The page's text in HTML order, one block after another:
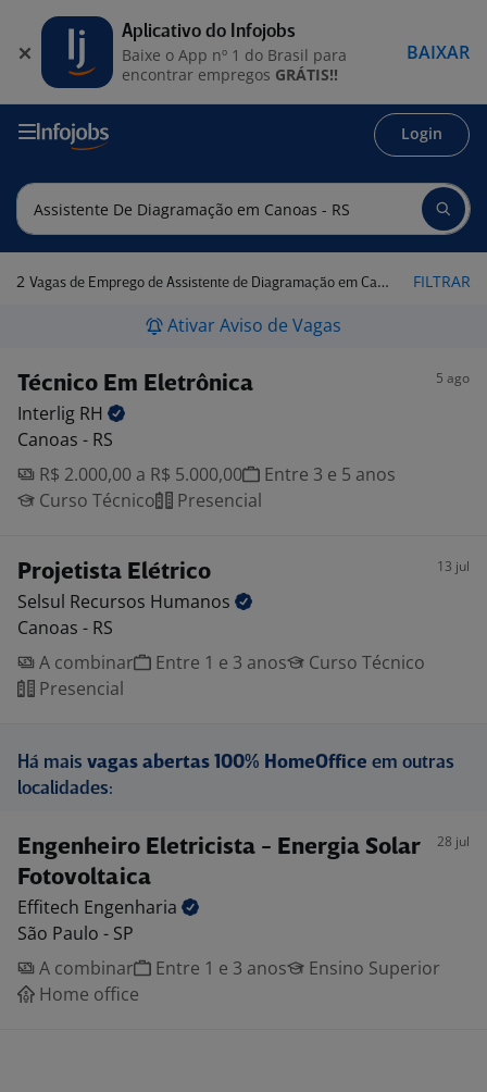
Login
2 Vagas de Emprego de Assistente de Diagramação em Canoas - RS FILTRAR
Ativar Aviso de Vagas
Técnico Em Eletrônica 5 ago
Interlig RH
Canoas - RS
R$ 2.000,00 a R$ 5.000,00
Entre 3 e 5 anos
Curso Técnico
Presencial
Projetista Elétrico 13 jul
Selsul Recursos Humanos
Canoas - RS
A combinar
Entre 1 e 3 anos
Curso Técnico
Presencial
Há mais vagas abertas 100% HomeOffice em outras
localidades:
Engenheiro Eletricista - Energia Solar
Fotovoltaica
28 jul
Effitech Engenharia
São Paulo - SP
A combinar
Entre 1 e 3 anos
Ensino Superior
Home office
Aplicativo do Infojobs
Baixe o App nº 1 do Brasil para
encontrar empregos GRÁTIS!!
BAIXAR